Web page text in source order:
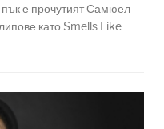
е прочутият Самюел
като Smells Like